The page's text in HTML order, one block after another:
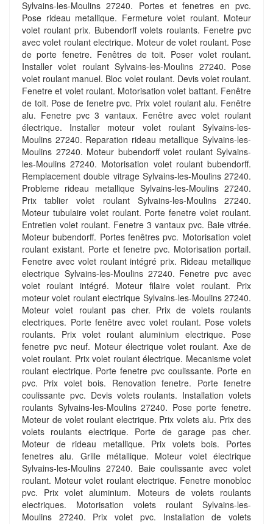
Sylvains-les-Moulins 27240. Portes et fenetres en pvc.
Pose rideau metallique. Fermeture volet roulant. Moteur
volet roulant prix. Bubendorff volets roulants. Fenetre pvc
avec volet roulant electrique. Moteur de volet roulant. Pose
de porte fenetre. Fenêtres de toit. Poser volet roulant.
Installer volet roulant Sylvains-les-Moulins 27240. Pose
volet roulant manuel. Bloc volet roulant. Devis volet roulant.
Fenetre et volet roulant. Motorisation volet battant. Fenêtre
de toit. Pose de fenetre pvc. Prix volet roulant alu. Fenêtre
alu. Fenetre pvc 3 vantaux. Fenêtre avec volet roulant
électrique. Installer moteur volet roulant Sylvains-les-
Moulins 27240. Reparation rideau metallique Sylvains-les-
Moulins 27240. Moteur bubendorff volet roulant Sylvains-
les-Moulins 27240. Motorisation volet roulant bubendorff.
Remplacement double vitrage Sylvains-les-Moulins 27240.
Probleme rideau metallique Sylvains-les-Moulins 27240.
Prix tablier volet roulant Sylvains-les-Moulins 27240.
Moteur tubulaire volet roulant. Porte fenetre volet roulant.
Entretien volet roulant. Fenetre 3 vantaux pvc. Baie vitrée.
Moteur bubendorff. Portes fenêtres pvc. Motorisation volet
roulant existant. Porte et fenetre pvc. Motorisation portail.
Fenetre avec volet roulant intégré prix. Rideau metallique
electrique Sylvains-les-Moulins 27240. Fenetre pvc avec
volet roulant intégré. Moteur filaire volet roulant. Prix
moteur volet roulant electrique Sylvains-les-Moulins 27240.
Moteur volet roulant pas cher. Prix de volets roulants
electriques. Porte fenêtre avec volet roulant. Pose volets
roulants. Prix volet roulant aluminium electrique. Pose
fenetre pvc neuf. Moteur électrique volet roulant. Axe de
volet roulant. Prix volet roulant électrique. Mecanisme volet
roulant electrique. Porte fenetre pvc coulissante. Porte en
pvc. Prix volet bois. Renovation fenetre. Porte fenetre
coulissante pvc. Devis volets roulants. Installation volets
roulants Sylvains-les-Moulins 27240. Pose porte fenetre.
Moteur de volet roulant electrique. Prix volets alu. Prix des
volets roulants electrique. Porte de garage pas cher.
Moteur de rideau metallique. Prix volets bois. Portes
fenetres alu. Grille métallique. Moteur volet électrique
Sylvains-les-Moulins 27240. Baie coulissante avec volet
roulant. Moteur volet roulant electrique. Fenetre monobloc
pvc. Prix volet aluminium. Moteurs de volets roulants
electriques. Motorisation volets roulant Sylvains-les-
Moulins 27240. Prix volet pvc. Installation de volets